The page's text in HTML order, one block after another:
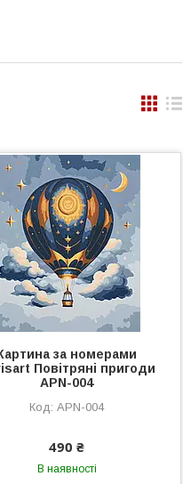
за номерами
Повітряні пригоди
APN-004
APN-004
490 ₴
В наявності